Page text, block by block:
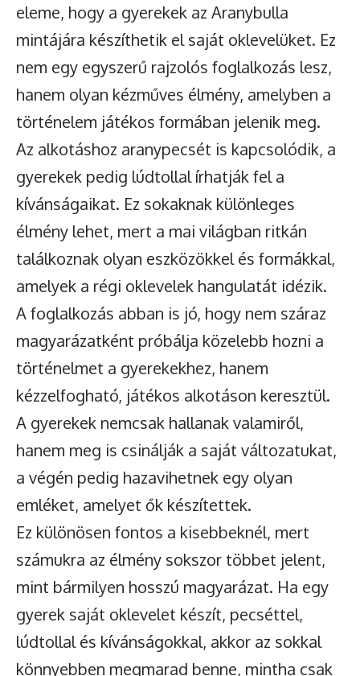
eleme, hogy a gyerekek az Aranybulla
mintájára készíthetik el saját oklevelüket. Ez
nem egy egyszerű rajzolós foglalkozás lesz,
hanem olyan kézműves élmény, amelyben a
történelem játékos formában jelenik meg.
Az alkotáshoz aranypecsét is kapcsolódik, a
gyerekek pedig lúdtollal írhatják fel a
kívánságaikat. Ez sokaknak különleges
élmény lehet, mert a mai világban ritkán
találkoznak olyan eszközökkel és formákkal,
amelyek a régi oklevelek hangulatát idézik.
A foglalkozás abban is jó, hogy nem száraz
magyarázatként próbálja közelebb hozni a
történelmet a gyerekekhez, hanem
kézzelfogható, játékos alkotáson keresztül.
A gyerekek nemcsak hallanak valamiről,
hanem meg is csinálják a saját változatukat,
a végén pedig hazavihetnek egy olyan
emléket, amelyet ők készítettek.
Ez különösen fontos a kisebbeknél, mert
számukra az élmény sokszor többet jelent,
mint bármilyen hosszú magyarázat. Ha egy
gyerek saját oklevelet készít, pecséttel,
lúdtollal és kívánságokkal, akkor az sokkal
könnyebben megmarad benne, mintha csak